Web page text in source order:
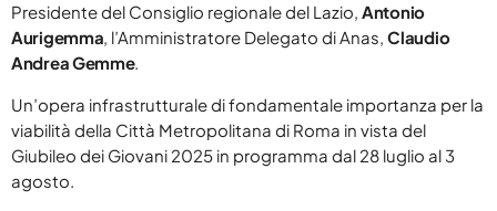
GDPR DIRITTO ALL’OBLIO
ARCHIVI
Agosto 2026
Presidente del Consiglio regionale del Lazio, Antonio
Aurigemma, l’Amministratore Delegato di Anas,Claudio
Andrea Gemme.
Un’opera infrastrutturale di fondamentale importanza per la
viabilità della Città Metropolitana di Roma in vista del
Giubileo dei Giovani 2025 in programma dal 28 luglio al 3
agosto.